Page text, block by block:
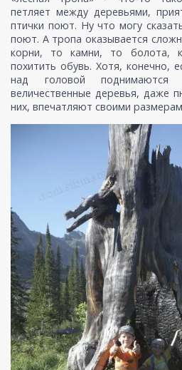
петляет между деревьями,
птички поют. Ну что могу
поют. А тропа оказывается
корни, то камни, то болота,
похитить обувь. Хотя, конечно,
над головой
величественные деревья, даже
них, впечатляют своими